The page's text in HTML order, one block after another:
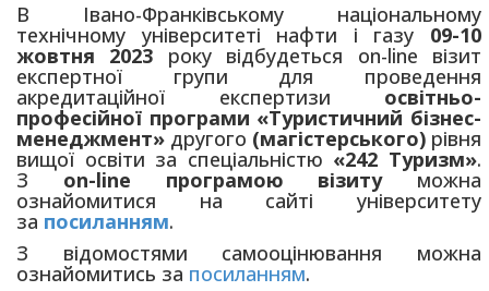
В Івано-Франківському національному
технічному університеті нафти і газу 09-10
жовтня 2023 року відбудеться оn-line візит
експертної групи для проведення
акредитаційної експертизи освітньо-
професійної програми «Туристичний бізнес-
менеджмент»другого (магістерського) рівня
вищої освіти за спеціальністю «242 Туризм».
З оn-line програмою візитуможна
ознайомитися на сайті університету
за посиланням.
З відомостями самооцінювання можна
ознайомитись за посиланням.